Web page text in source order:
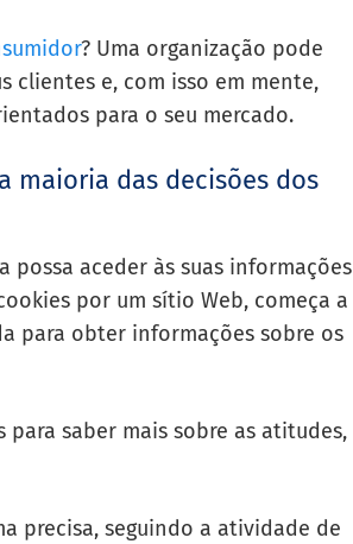
? Uma organização pode
clientes e, com isso em mente,
para o seu mercado.
maioria das decisões dos
possa aceder às suas informações
por um sítio Web, começa a
para obter informações sobre os
saber mais sobre as atitudes,
precisa, seguindo a atividade de